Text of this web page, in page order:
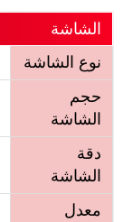
الشاشة
نوع الشاشة
حجم
الشاشة
دقة
الشاشة
معدل